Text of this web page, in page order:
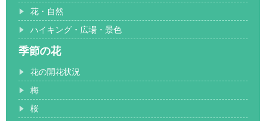
花・自然
ハイキング・広場・景色
季節の花
花の開花状況
梅
桜